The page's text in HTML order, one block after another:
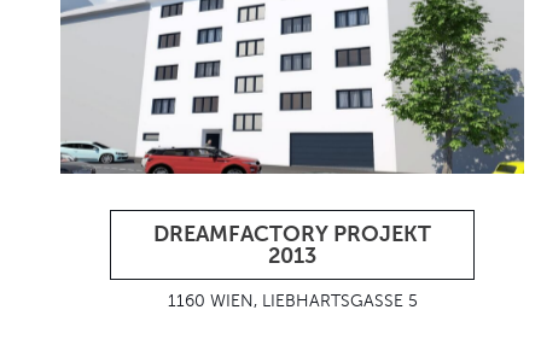
DREAMFACTORY PROJEKT
2013
1160 WIEN, LIEBHARTSGASSE 5